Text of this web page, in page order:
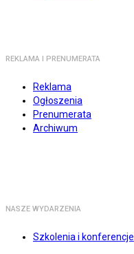
REKLAMA I PRENUMERATA
Reklama
Ogłoszenia
Prenumerata
Archiwum
NASZE WYDARZENIA
Szkolenia i konferencje